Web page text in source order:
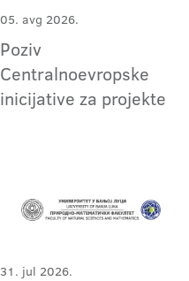
05. avg 2026.
Poziv
Centralnoevropske
inicijative za projekte
31. jul 2026.